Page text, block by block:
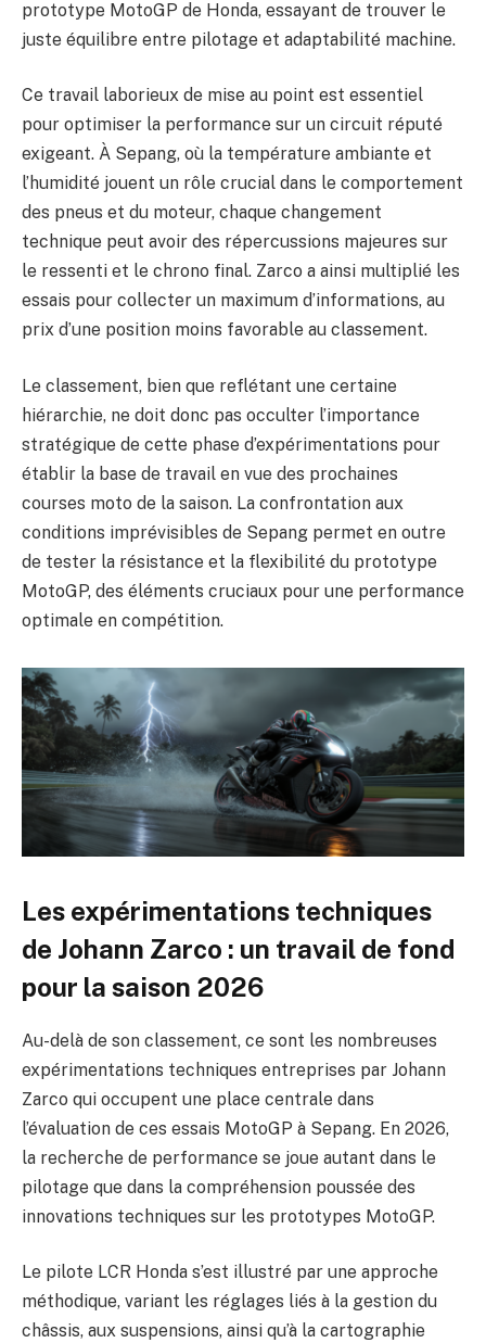
prototype MotoGP de Honda, essayant de trouver le
juste équilibre entre pilotage et adaptabilité machine.
Ce travail laborieux de mise au point est essentiel
pour optimiser la performance sur un circuit réputé
exigeant. À Sepang, où la température ambiante et
l’humidité jouent un rôle crucial dans le comportement
des pneus et du moteur, chaque changement
technique peut avoir des répercussions majeures sur
le ressenti et le chrono final. Zarco a ainsi multiplié les
essais pour collecter un maximum d’informations, au
prix d’une position moins favorable au classement.
Le classement, bien que reflétant une certaine
hiérarchie, ne doit donc pas occulter l’importance
stratégique de cette phase d’expérimentations pour
établir la base de travail en vue des prochaines
courses moto de la saison. La confrontation aux
conditions imprévisibles de Sepang permet en outre
de tester la résistance et la flexibilité du prototype
MotoGP, des éléments cruciaux pour une performance
optimale en compétition.
Les expérimentations techniques
de Johann Zarco : un travail de fond
pour la saison 2026
Au-delà de son classement, ce sont les nombreuses
expérimentations techniques entreprises par Johann
Zarco qui occupent une place centrale dans
l’évaluation de ces essais MotoGP à Sepang. En 2026,
la recherche de performance se joue autant dans le
pilotage que dans la compréhension poussée des
innovations techniques sur les prototypes MotoGP.
Le pilote LCR Honda s’est illustré par une approche
méthodique, variant les réglages liés à la gestion du
châssis, aux suspensions, ainsi qu’à la cartographie